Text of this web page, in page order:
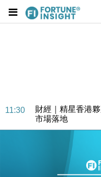
11:30
財經｜精星香港
市場落地
地產｜大酒店中
國際｜特朗普赴